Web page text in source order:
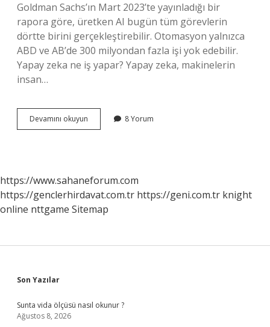
Goldman Sachs’ın Mart 2023’te yayınladığı bir
rapora göre, üretken AI bugün tüm görevlerin
dörtte birini gerçekleştirebilir. Otomasyon yalnızca
ABD ve AB’de 300 milyondan fazla işi yok edebilir.
Yapay zeka ne iş yapar? Yapay zeka, makinelerin
insan…
Devamını okuyun
Zeka
8 Yorum
https://www.sahaneforum.com
https://genclerhirdavat.com.tr https://geni.com.tr knight
online nttgame Sitemap
Sidebar
Son Yazılar
Sunta vida ölçüsü nasıl okunur ?
Ağustos 8, 2026